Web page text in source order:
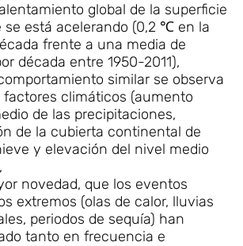
global de la superficie
se está acelerando (0,2 ℃ en la
frente a una media de
década entre 1950-2011),
similar se observa
factores climáticos (aumento
de las precipitaciones,
de la cubierta continental de
y elevación del nivel medio
novedad, que los eventos
extremos (olas de calor, lluvias
periodos de sequía) han
tanto en frecuencia e